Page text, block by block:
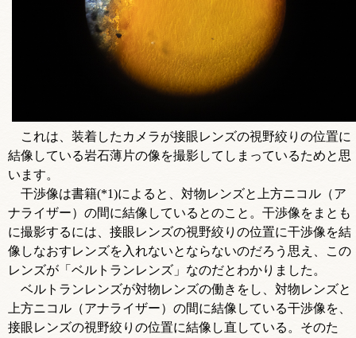
これは、装着したカメラが接眼レンズの視野絞りの位置に
結像している岩石薄片の像を撮影してしまっているためと思
います。
干渉像は書籍(*1)によると、対物レンズと上方ニコル（ア
ナライザー）の間に結像しているとのこと。干渉像をまとも
に撮影するには、接眼レンズの視野絞りの位置に干渉像を結
像しなおすレンズを入れないとならないのだろう思え、この
レンズが「ベルトランレンズ」なのだとわかりました。
ベルトランレンズが対物レンズの働きをし、対物レンズと
上方ニコル（アナライザー）の間に結像している干渉像を、
接眼レンズの視野絞りの位置に結像し直している。そのた